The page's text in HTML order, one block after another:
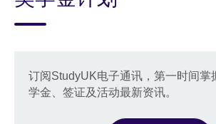
订阅StudyUK电子通讯，第一时间掌
学金、签证及活动最新资讯。